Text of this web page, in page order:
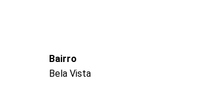
Bairro
Bela Vista